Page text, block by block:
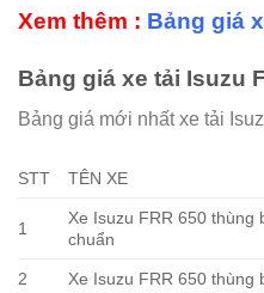
Xem thêm : Bảng giá
Bảng giá xe tải Isuzu
Bảng giá mới nhất xe tải
STT TÊN XE
1
Xe Isuzu FRR 650 thùng
chuẩn
2 Xe Isuzu FRR 650 thùng